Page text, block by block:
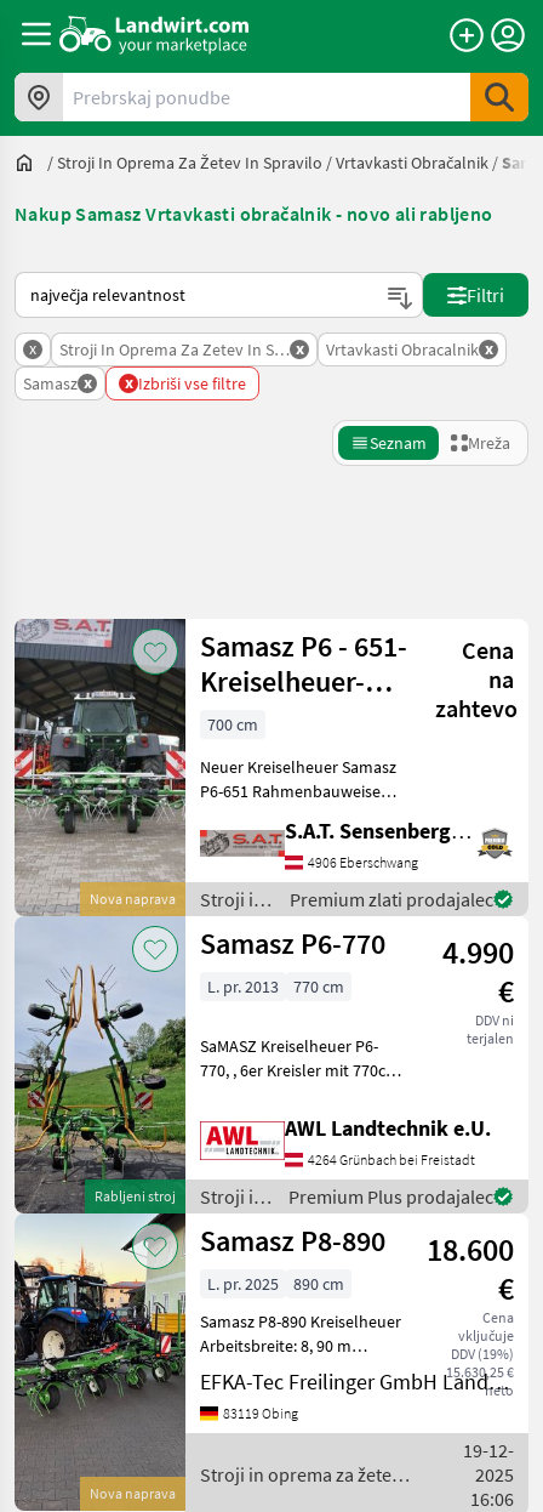
Prebrskaj ponudbe
/Stroji In Oprema Za Žetev In Spravilo /Vrtavkasti Obračalnik /
Nakup Samasz Vrtavkasti obračalnik - novo ali rabljeno
Tako je razvrščeno na Landwirt.com
Filtri
x Stroji In Oprema Za Zetev In Spravilo
x Vrtavkasti Obracalnik x
Samasz x x Izbriši vse filtre
Seznam Mreža
Kategorija 4 Država Filtri
TRENUTNA
POT
Kmetijska
tehnika
Stroji In
Oprema
Za Zetev
In
Spravilo
Obracalnik
Samasz
IZBERITE
KATEGORIJO
Samasz
Pöttinger
Claas
Kuhn
Fella
Prikaži
vse
(36)
Ponastavi
Prikaži 3
rezultatov
Nova naprava
Samasz P6 - 651-
Kreiselheuer-
7,0m-NEU
Cena
na
zahtevo
700 cm
Neuer Kreiselheuer Samasz
P6-651 Rahmenbauweise
Arbeitsbreite 7, 00 m -
Transportbreite 3, 00 m -
Transporthöhe 3, 60 m -
Kreiselanzahl 6 -
S.A.T. Sensenberger Agrar-Technik
4906 Eberschwang
Stroji in
oprema
za žetev
spravilo
Premium zlati prodajalec
Rabljeni stroj
Samasz P6-770
4.990
€
DDV ni
terjalen
L. pr. 2013 770 cm
SaMASZ Kreiselheuer P6-
770, , 6er Kreisler mit 770cm
Klappung, Beleuchtung mit
Warntafel, 905kg
Eigengewicht, Gelenkwelle.
Stroji in opre
AWL Landtechnik e.U.
4264 Grünbach bei Freistadt
Stroji in
oprema
za žetev
spravilo
/
Samasz
Premium Plus prodajalec
Nova naprava
Samasz P8-890
18.600
€
Cena
vključuje
DDV (19%)
15.630,25 €
neto
L. pr. 2025
890 cm
Samasz P8-890 Kreiselheuer
Arbeitsbreite: 8, 90 m
Transportbreite: 2, 95 m
Transporthöhe: 3, 45 m
Kreiselanzahl: 8 benötigte
Anzahl der
EFKA-Tec Freilinger GmbH Landmaschinen
83119 Obing
Stroji in oprema za žetev
19-12-
2025
16:06